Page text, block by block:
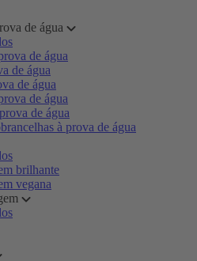
de água
de água
de água
de água
de água
de água
à prova de água
brilhante
vegana